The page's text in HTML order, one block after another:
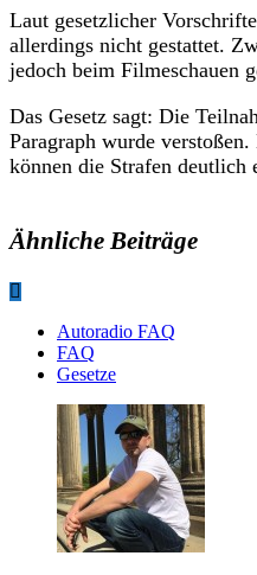
Laut gesetzlicher
allerdings nicht gestattet.
jedoch beim Filmeschauen
Das Gesetz sagt: Die
Paragraph wurde
können die Strafen deutlich
Ähnliche Beiträge
Autoradio FAQ
FAQ
Gesetze